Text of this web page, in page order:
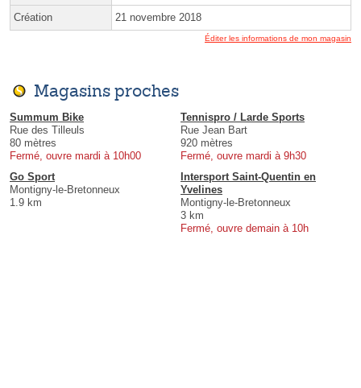
Création 21 novembre 2018
Éditer les informations de mon magasin
Magasins proches
Summum Bike
Rue des Tilleuls
80 mètres
Fermé, ouvre mardi à 10h00
Tennispro / Larde Sports
Rue Jean Bart
920 mètres
Fermé, ouvre mardi à 9h30
Go Sport
Montigny-le-Bretonneux
1.9 km
Intersport Saint-Quentin en
Yvelines
Montigny-le-Bretonneux
3 km
Fermé, ouvre demain à 10h